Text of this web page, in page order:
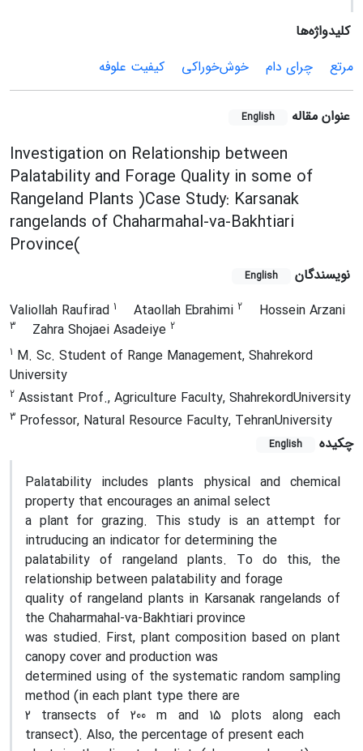
کلیدواژه‌ها
مرتع
چرای دام خوش‌خوراکی کیفیت علوفه
عنوان مقاله English
Investigation on Relationship between
Palatability and Forage Quality in some of
Rangeland Plants )Case Study: Karsanak
rangelands of Chaharmahal-va-Bakhtiari
Province(
نویسندگان English
Valiollah Raufirad 1 Ataollah Ebrahimi 2 Hossein Arzani
3 Zahra Shojaei Asadeiye 2
1 M. Sc. Student of Range Management, Shahrekord
University
2 Assistant Prof., Agriculture Faculty, ShahrekordUniversity
3 Professor, Natural Resource Faculty, TehranUniversity
چکیده
English
Palatability includes plants physical and chemical
property that encourages an animal select
a plant for grazing. This study is an attempt for
intruducing an indicator for determining the
palatability of rangeland plants. To do this, the
relationship between palatability and forage
quality of rangeland plants in Karsanak rangelands of
the Chaharmahal-va-Bakhtiari province
was studied. First, plant composition based on plant
canopy cover and production was
determined using of the systematic random sampling
method (in each plant type there are
2 transects of 200 m and 15 plots along each
transect). Also, the percentage of present each